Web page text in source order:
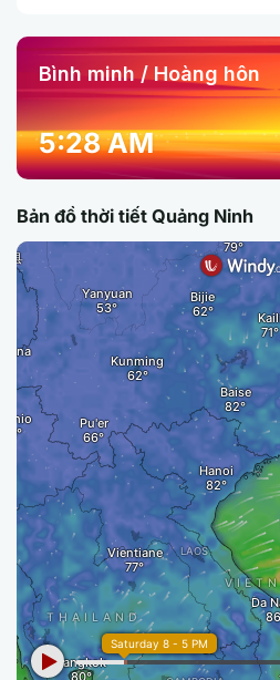
Bình minh / Hoàng hôn
5:28 AM
Bản đồ thời tiết Quảng Ninh